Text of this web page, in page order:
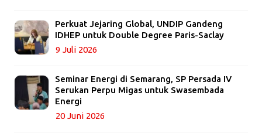
Perkuat Jejaring Global, UNDIP Gandeng
IDHEP untuk Double Degree Paris-Saclay
9 Juli 2026
Seminar Energi di Semarang, SP Persada IV
Serukan Perpu Migas untuk Swasembada
Energi
20 Juni 2026